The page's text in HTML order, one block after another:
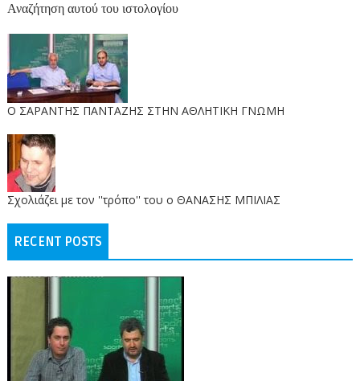
Αναζήτηση αυτού του ιστολογίου
O ΣΑΡΑΝΤΗΣ ΠΑΝΤΑΖΗΣ ΣΤΗΝ ΑΘΛΗΤΙΚΗ ΓΝΩΜΗ
Σχολιάζει με τον ''τρόπο'' του ο ΘΑΝΑΣΗΣ ΜΠΙΛΙΑΣ
RECENT POSTS